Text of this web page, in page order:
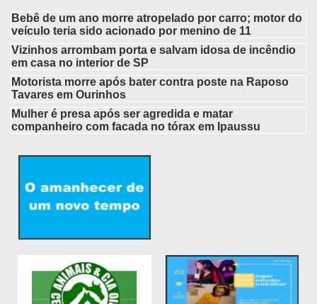
Bebê de um ano morre atropelado por carro; motor do
veículo teria sido acionado por menino de 11
Vizinhos arrombam porta e salvam idosa de incêndio
em casa no interior de SP
Motorista morre após bater contra poste na Raposo
Tavares em Ourinhos
Mulher é presa após ser agredida e matar
companheiro com facada no tórax em Ipaussu